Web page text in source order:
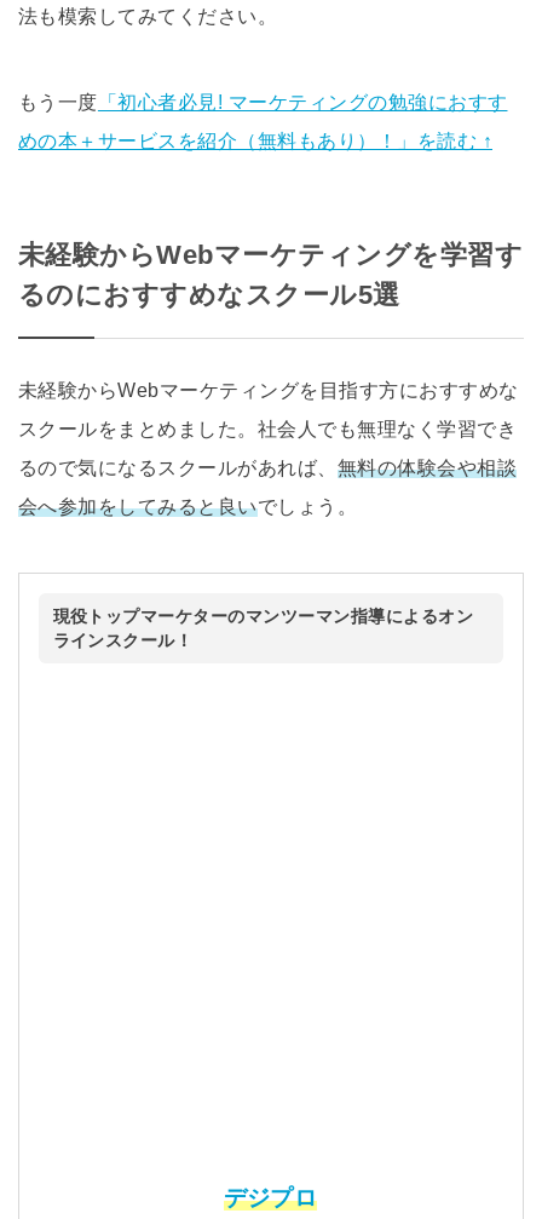
法も模索してみてください。
もう一度 「初心者必見! マーケティングの勉強におすす
めの本＋サービスを紹介（無料もあり）！」を読む ↑
未経験からWebマーケティングを学習す
るのにおすすめなスクール5選
未経験からWebマーケティングを目指す方におすすめな
スクールをまとめました。社会人でも無理なく学習でき
るので気になるスクールがあれば、 無料の体験会や相談
会へ参加をしてみると良いでしょう。
現役トップマーケターのマンツーマン指導によるオン
ラインスクール！
デジプロ